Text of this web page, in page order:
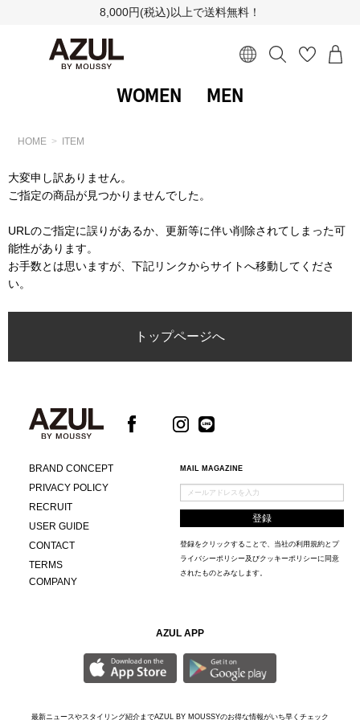
8,000円(税込)以上で送料無料！
WOMEN MEN
HOME ITEM
大変申し訳ありません。
ご指定の商品が見つかりませんでした。
URLのご指定に誤りがあるか、更新等に伴い削除されてしまった可
能性があります。
お手数とは思いますが、下記リンクからサイトへ移動してくださ
い。
トップページへ
BRAND CONCEPT
PRIVACY POLICY
RECRUIT
USER GUIDE
CONTACT
TERMS
COMPANY
MAIL MAGAZINE
登録をクリックすることで、当社の利用規約とプ
ライバシーポリシー及びクッキーポリシーに同意
されたものとみなします。
AZUL APP
最新ニュースやスタイリング紹介までAZUL BY MOUSSYのお得な情報がいち早くチェック